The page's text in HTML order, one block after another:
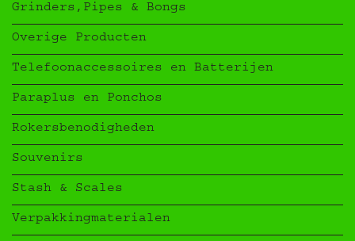
Grinders,Pipes & Bongs
Overige Producten
Telefoonaccessoires en Batterijen
Paraplus en Ponchos
Rokersbenodigheden
Souvenirs
Stash & Scales
Verpakkingmaterialen